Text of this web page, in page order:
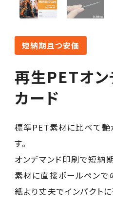
短納期且つ安価
再生PETオン
カード
標準PET素材に比べて艶
す。
オンデマンド印刷で短納
素材に直接ボールペンで
紙より丈夫でインパクト